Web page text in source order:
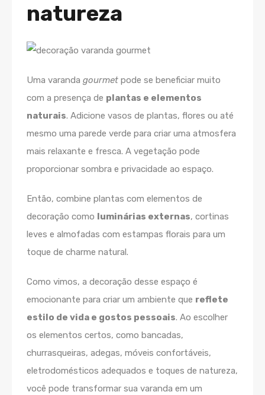
natureza
Uma varanda gourmet pode se beneficiar muito
com a presença de plantas e elementos
naturais. Adicione vasos de plantas, flores ou até
mesmo uma parede verde para criar uma atmosfera
mais relaxante e fresca. A vegetação pode
proporcionar sombra e privacidade ao espaço.
Então, combine plantas com elementos de
decoração como luminárias externas, cortinas
leves e almofadas com estampas florais para um
toque de charme natural.
Como vimos, a decoração desse espaço é
emocionante para criar um ambiente que reflete
estilo de vida e gostos pessoais. Ao escolher
os elementos certos, como bancadas,
churrasqueiras, adegas, móveis confortáveis,
eletrodomésticos adequados e toques de natureza,
você pode transformar sua varanda em um